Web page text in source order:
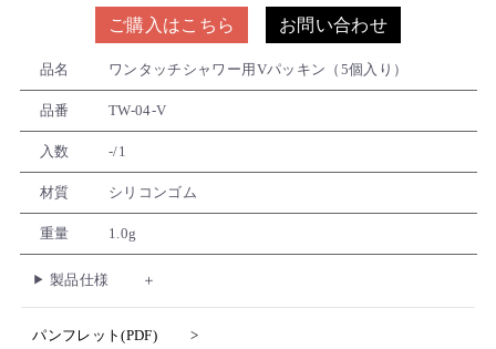
ご購入はこちら お問い合わせ
品名 ワンタッチシャワー用Vパッキン（5個入り）
品番 TW-04-V
入数 -/1
材質 シリコンゴム
重量 1.0g
製品仕様
パンフレット(PDF)